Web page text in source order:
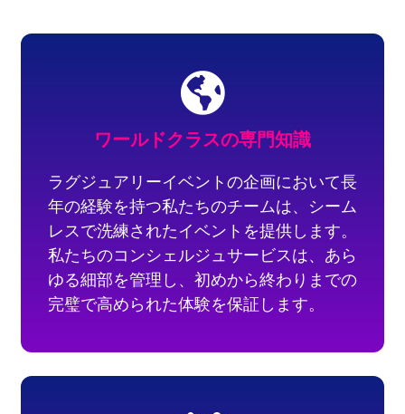
ワールドクラスの専門知識
ラグジュアリーイベントの企画において長
年の経験を持つ私たちのチームは、シーム
レスで洗練されたイベントを提供します。
私たちのコンシェルジュサービスは、あら
ゆる細部を管理し、初めから終わりまでの
完璧で高められた体験を保証します。